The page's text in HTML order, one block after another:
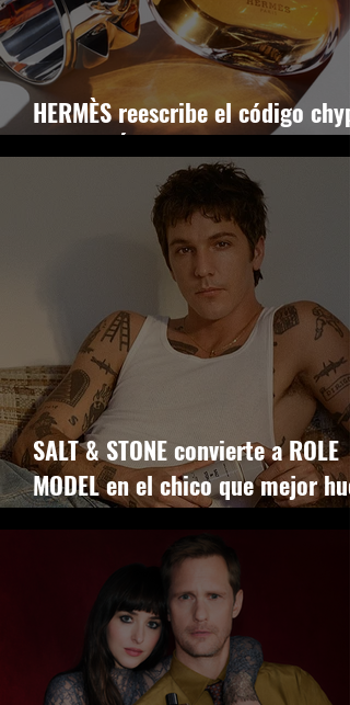
HERMÈS reescribe el código
con BARÉNIA PLEINE FLEUR
SALT & STONE convierte a ROLE
MODEL en el chico que mejor
del pop